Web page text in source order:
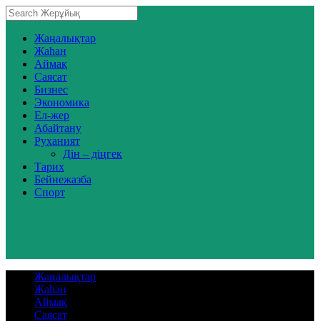
Жаңалықтар
Жаһан
Аймақ
Саясат
Бизнес
Экономика
Ел-жер
Абайтану
Руханият
Дін – діңгек
Тарих
Бейнежазба
Спорт
Жаңалықтар
Жаһан
Аймақ
Саясат